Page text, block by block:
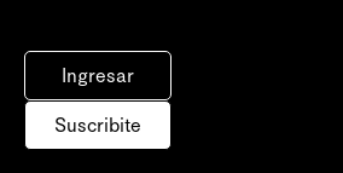
Ingresar
Suscribite